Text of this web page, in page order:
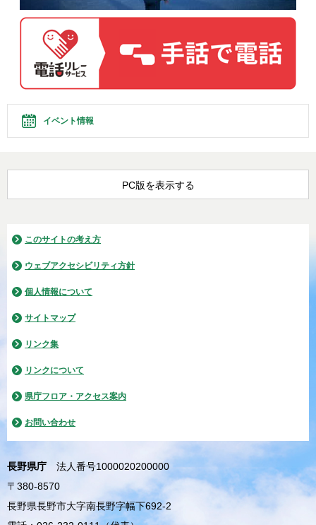
イベント情報
PC版を表示する
このサイトの考え方
ウェブアクセシビリティ方針
個人情報について
サイトマップ
リンク集
リンクについて
県庁フロア・アクセス案内
お問い合わせ
長野県庁
法人番号1000020200000
〒380-8570
長野県長野市大字南長野字幅下692-2